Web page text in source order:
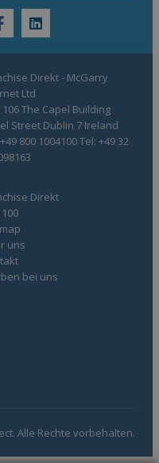
linkedin
Direkt
uns
bei uns
Direkt - McGarry
Ltd
106 The Capel Building
Street Dublin 7 Ireland
800 1004100 Tel: +49 32
Alle Rechte vorbehalten.